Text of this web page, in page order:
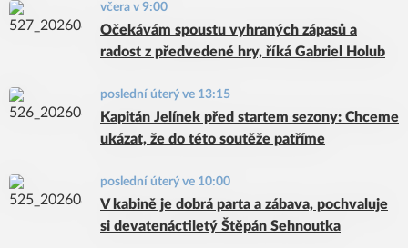
včera v 9:00
Očekávám spoustu vyhraných zápasů a
radost z předvedené hry, říká Gabriel Holub
poslední úterý ve 13:15
Kapitán Jelínek před startem sezony: Chceme
ukázat, že do této soutěže patříme
poslední úterý ve 10:00
V kabině je dobrá parta a zábava, pochvaluje
si devatenáctiletý Štěpán Sehnoutka